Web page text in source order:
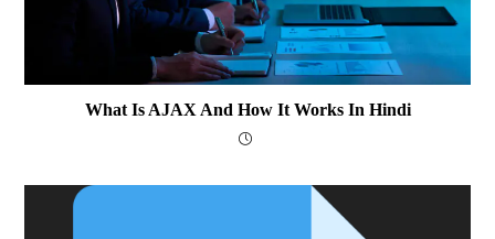
What Is AJAX And How It Works In Hindi